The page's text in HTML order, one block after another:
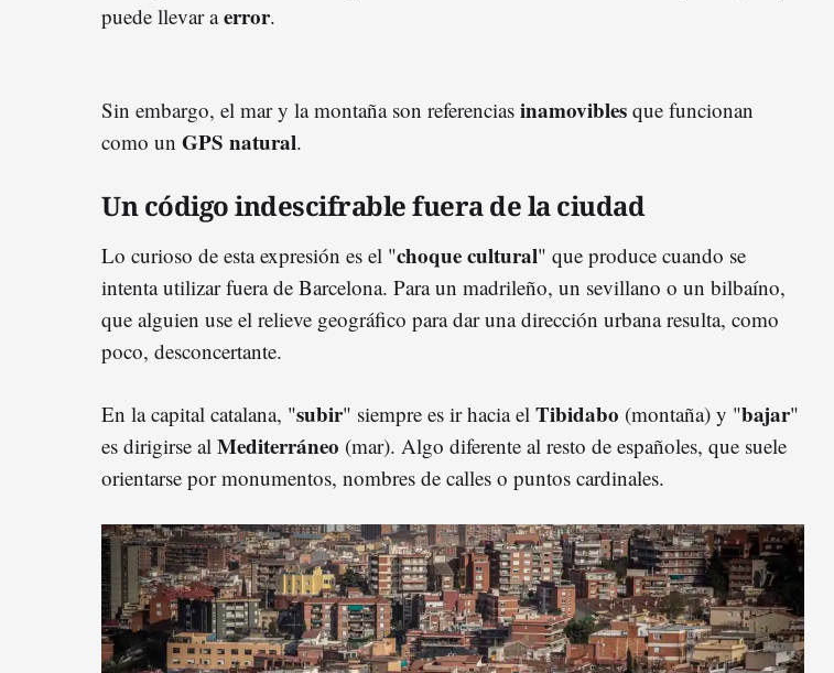
puede llevar aerror.
Sin embargo, el mar y la montaña son referencias inamovibles que funcionan
como un GPS natural.
Un código indescifrable fuera de la ciudad
Lo curioso de esta expresión es el "choque cultural" que produce cuando se
intenta utilizar fuera de Barcelona. Para un madrileño, un sevillano o un bilbaíno,
que alguien use el relieve geográfico para dar una dirección urbana resulta, como
poco, desconcertante.
En la capital catalana, "subir" siempre es ir hacia el Tibidabo (montaña) y "bajar"
es dirigirse al Mediterráneo (mar). Algo diferente al resto de españoles, que suele
orientarse por monumentos, nombres de calles o puntos cardinales.